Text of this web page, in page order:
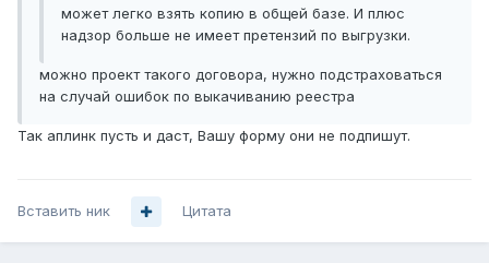
может легко взять копию в общей базе. И плюс
надзор больше не имеет претензий по выгрузки.
можно проект такого договора, нужно подстраховаться
на случай ошибок по выкачиванию реестра
Так аплинк пусть и даст, Вашу форму они не подпишут.
Вставить ник Цитата